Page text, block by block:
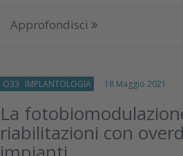
Approfondisci
O33 IMPLANTOLOGIA 18 Maggio 2021
La
riabilitazioni con